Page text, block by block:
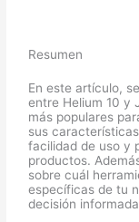
Resumen
En este artículo,
entre Helium 10 y
más populares
sus
facilidad de uso y
productos.
sobre cuál
específicas de tu
decisión